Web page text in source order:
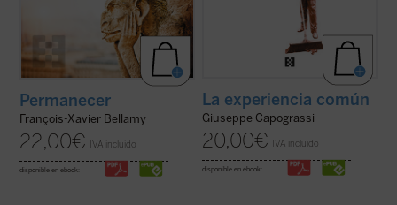
Permanecer
François-Xavier Bellamy
22,00€ IVA incluido
disponible en ebook:
La experiencia común
Giuseppe Capograssi
20,00€ IVA incluido
disponible en ebook: